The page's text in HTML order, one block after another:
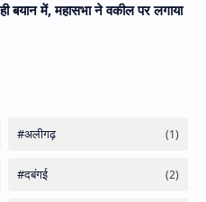
में, महासभा ने वकील पर लगाया